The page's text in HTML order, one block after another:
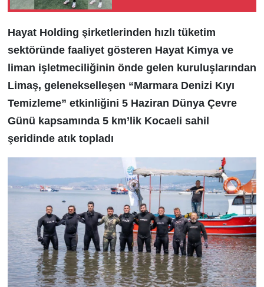
Hayat Holding şirketlerinden hızlı tüketim
sektöründe faaliyet gösteren Hayat Kimya ve
liman işletmeciliğinin önde gelen kuruluşlarından
Limaş, gelenekselleşen “Marmara Denizi Kıyı
Temizleme” etkinliğini 5 Haziran Dünya Çevre
Günü kapsamında 5 km’lik Kocaeli sahil
şeridinde atık topladı